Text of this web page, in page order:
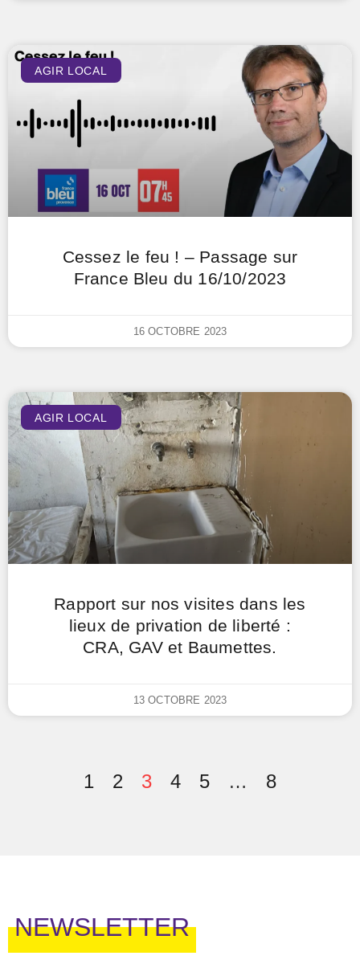
AGIR LOCAL
Cessez le feu ! – Passage sur
France Bleu du 16/10/2023
16 OCTOBRE 2023
AGIR LOCAL
Rapport sur nos visites dans les
lieux de privation de liberté :
CRA, GAV et Baumettes.
13 OCTOBRE 2023
1 2 3 4 5 … 8
NEWSLETTER